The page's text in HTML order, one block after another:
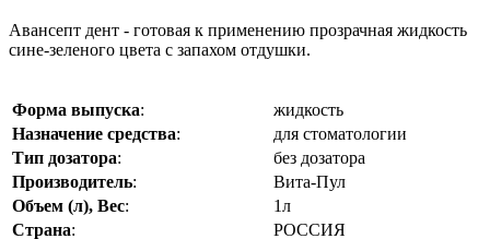
Авансепт дент - готовая к применению прозрачная жидкость
сине-зеленого цвета с запахом отдушки.
Форма выпуска:
жидкость
Назначение средства:
для стоматологии
Тип дозатора:
без дозатора
Производитель:
Вита-Пул
Объем (л), Вес:
1л
Страна:
РОССИЯ